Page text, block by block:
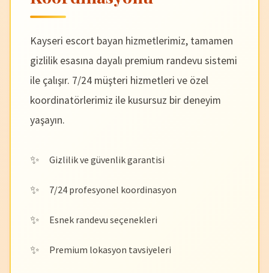
Kayseri escort bayan hizmetlerimiz, tamamen
gizlilik esasına dayalı premium randevu sistemi
ile çalışır. 7/24 müşteri hizmetleri ve özel
koordinatörlerimiz ile kusursuz bir deneyim
yaşayın.
Gizlilik ve güvenlik garantisi
7/24 profesyonel koordinasyon
Esnek randevu seçenekleri
Premium lokasyon tavsiyeleri